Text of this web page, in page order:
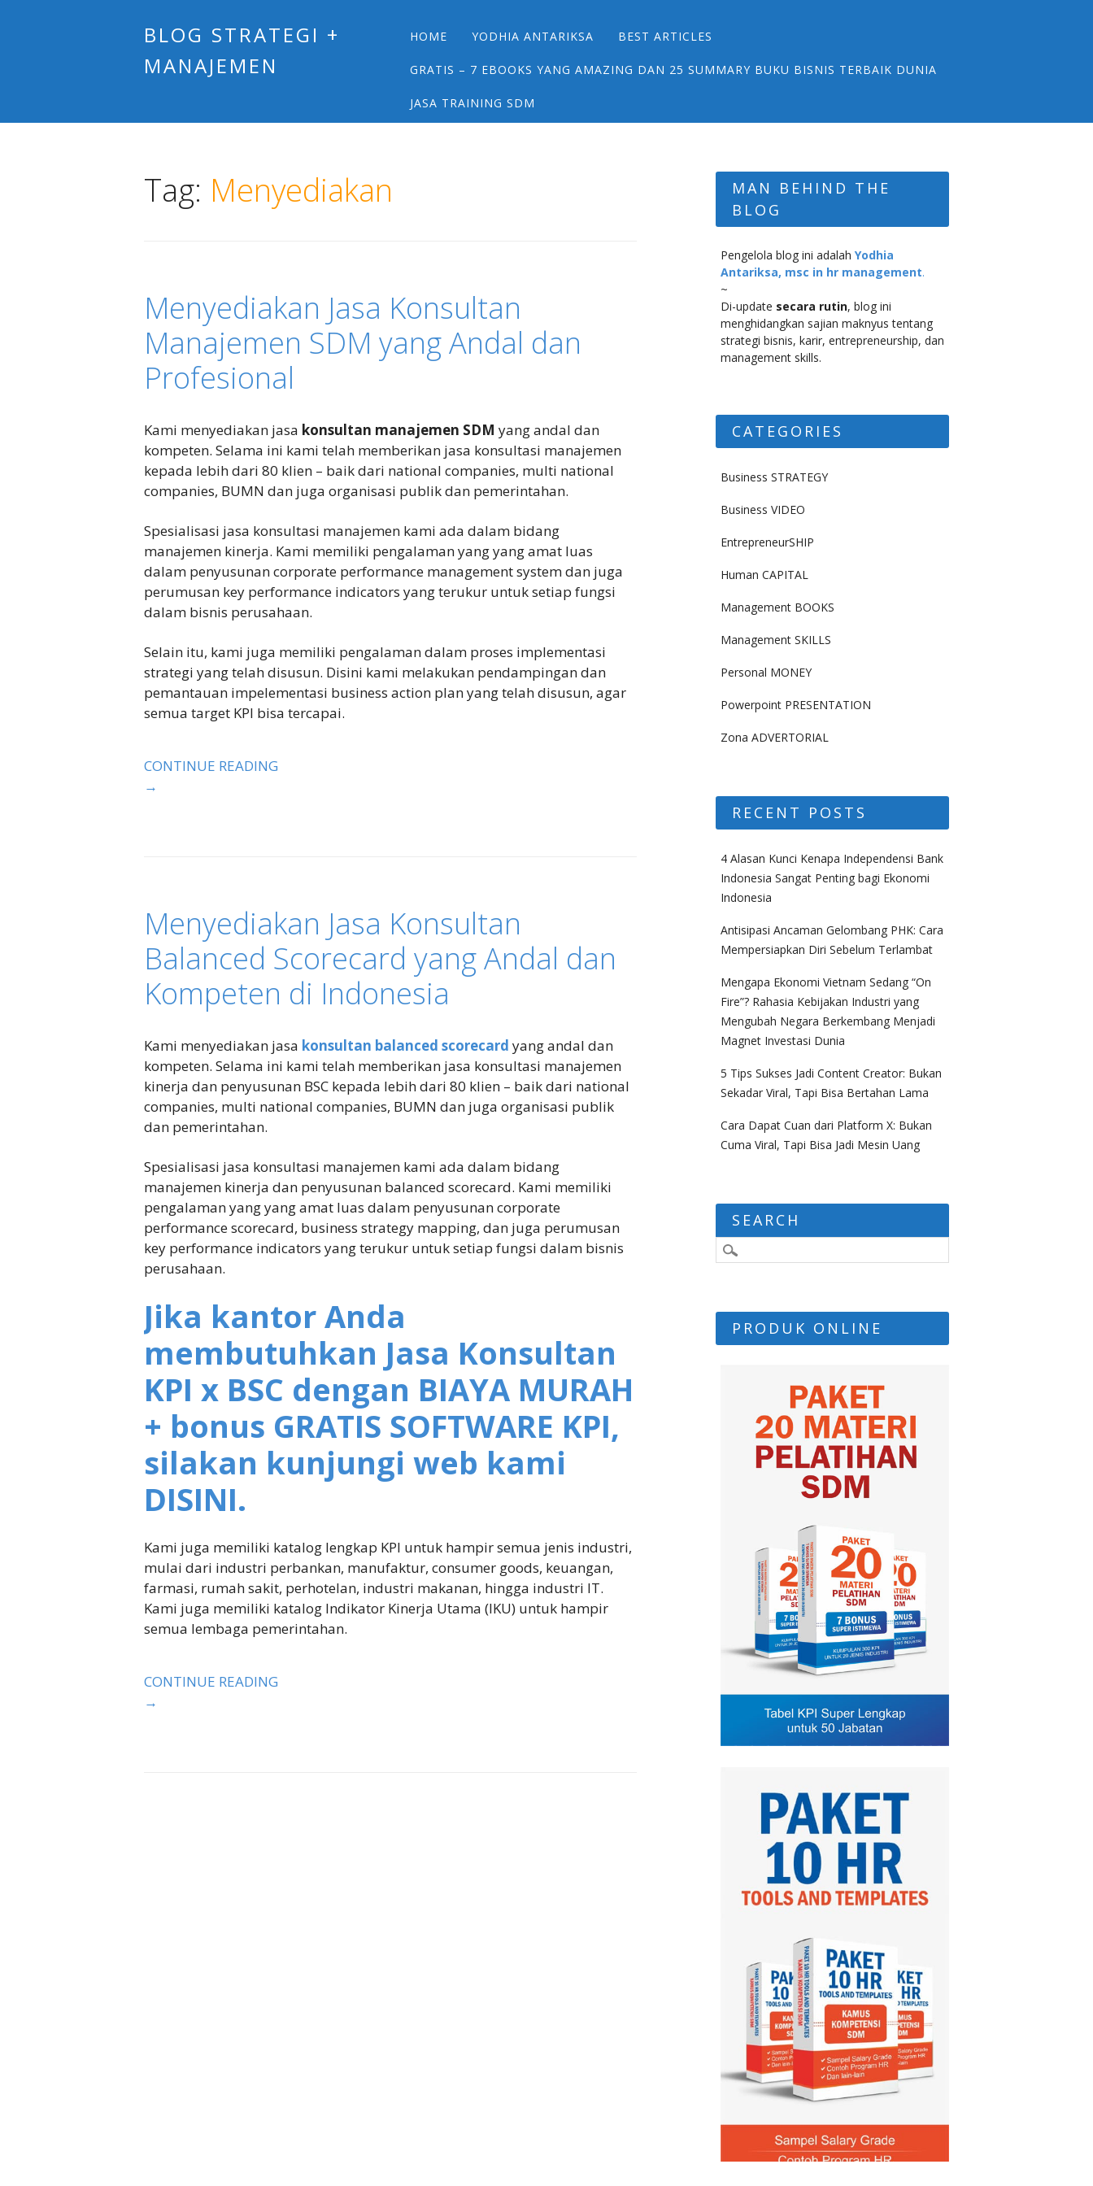
BLOG STRATEGI +
MANAJEMEN
Main menu
Skip
content
HOME YODHIA ANTARIKSA BEST ARTICLES
GRATIS – 7 EBOOKS YANG AMAZING DAN 25 SUMMARY BUKU BISNIS TERBAIK DUNIA
JASA TRAINING SDM
Tag: Menyediakan
Menyediakan Jasa Konsultan
Manajemen SDM yang Andal dan
Profesional
Kami menyediakan jasa konsultan manajemen SDM yang andal dan
kompeten. Selama ini kami telah memberikan jasa konsultasi manajemen
kepada lebih dari 80 klien – baik dari national companies, multi national
companies, BUMN dan juga organisasi publik dan pemerintahan.
Spesialisasi jasa konsultasi manajemen kami ada dalam bidang
manajemen kinerja. Kami memiliki pengalaman yang yang amat luas
dalam penyusunan corporate performance management system dan juga
perumusan key performance indicators yang terukur untuk setiap fungsi
dalam bisnis perusahaan.
Selain itu, kami juga memiliki pengalaman dalam proses implementasi
strategi yang telah disusun. Disini kami melakukan pendampingan dan
pemantauan impelementasi business action plan yang telah disusun, agar
semua target KPI bisa tercapai.
CONTINUE READING
→
Menyediakan Jasa Konsultan
Balanced Scorecard yang Andal dan
Kompeten di Indonesia
Kami menyediakan jasa konsultan balanced scorecard yang andal dan
kompeten. Selama ini kami telah memberikan jasa konsultasi manajemen
kinerja dan penyusunan BSC kepada lebih dari 80 klien – baik dari national
companies, multi national companies, BUMN dan juga organisasi publik
dan pemerintahan.
Spesialisasi jasa konsultasi manajemen kami ada dalam bidang
manajemen kinerja dan penyusunan balanced scorecard. Kami memiliki
pengalaman yang yang amat luas dalam penyusunan corporate
performance scorecard, business strategy mapping, dan juga perumusan
key performance indicators yang terukur untuk setiap fungsi dalam bisnis
perusahaan.
Jika kantor Anda
membutuhkan Jasa Konsultan
KPI x BSC dengan BIAYA MURAH
+ bonus GRATIS SOFTWARE KPI,
silakan kunjungi web kami
DISINI.
Kami juga memiliki katalog lengkap KPI untuk hampir semua jenis industri,
mulai dari industri perbankan, manufaktur, consumer goods, keuangan,
farmasi, rumah sakit, perhotelan, industri makanan, hingga industri IT.
Kami juga memiliki katalog Indikator Kinerja Utama (IKU) untuk hampir
semua lembaga pemerintahan.
CONTINUE READING
→
MAN BEHIND THE
BLOG
Pengelola blog ini adalah Yodhia
Antariksa, msc in hr management.
~
Di-update secara rutin, blog ini
menghidangkan sajian maknyus tentang
strategi bisnis, karir, entrepreneurship, dan
management skills.
CATEGORIES
Business STRATEGY
Business VIDEO
EntrepreneurSHIP
Human CAPITAL
Management BOOKS
Management SKILLS
Personal MONEY
Powerpoint PRESENTATION
Zona ADVERTORIAL
RECENT POSTS
4 Alasan Kunci Kenapa Independensi Bank
Indonesia Sangat Penting bagi Ekonomi
Indonesia
Antisipasi Ancaman Gelombang PHK: Cara
Mempersiapkan Diri Sebelum Terlambat
Mengapa Ekonomi Vietnam Sedang “On
Fire”? Rahasia Kebijakan Industri yang
Mengubah Negara Berkembang Menjadi
Magnet Investasi Dunia
5 Tips Sukses Jadi Content Creator: Bukan
Sekadar Viral, Tapi Bisa Bertahan Lama
Cara Dapat Cuan dari Platform X: Bukan
Cuma Viral, Tapi Bisa Jadi Mesin Uang
SEARCH
PRODUK ONLINE